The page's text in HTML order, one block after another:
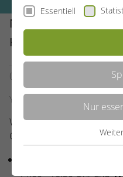
NEU IM PROGRAMM
KENNENLERNEN!
04.02.2025 SBW
Yoga und Qi Gong
Wir bieten im Feburar
Gymnastikraum am
- Eine Auszeit für
14.00 - 16.30 Uhr und
Essentiell
Nur
Essentielle Cookies